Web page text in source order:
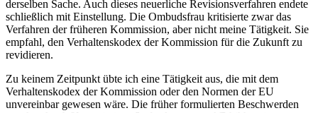
derselben Sache. Auch dieses neuerliche Revisionsverfahren endete
schließlich mit Einstellung. Die Ombudsfrau kritisierte zwar das
Verfahren der früheren Kommission, abernicht meine Tätigkeit. Sie
empfahl, den Verhaltenskodex der Kommission für die Zukunft zu
revidieren.
Zu keinem Zeitpunkt übte ich eine Tätigkeit aus, die mit dem
Verhaltenskodex derKommission oder den Normen der EU
unvereinbar gewesen wäre. Die früher formulierten Beschwerden